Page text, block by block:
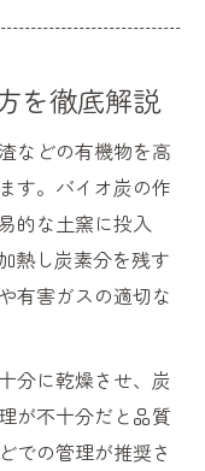
を徹底解説
などの有機物を高
す。バイオ炭の作
的な土窯に投入
熱し炭素分を残す
有害ガスの適切な
分に乾燥させ、炭
が不十分だと品質
での管理が推奨さ